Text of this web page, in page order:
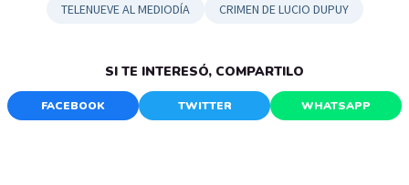
TELENUEVE AL MEDIODÍA CRIMEN DE LUCIO DUPUY
SI TE INTERESÓ, COMPARTILO
FACEBOOK TWITTER WHATSAPP